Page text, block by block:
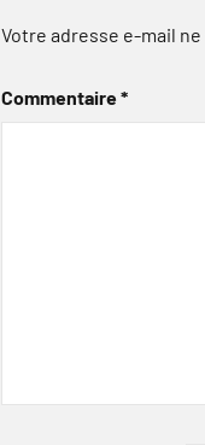
Votre adresse e-mail ne
Commentaire*